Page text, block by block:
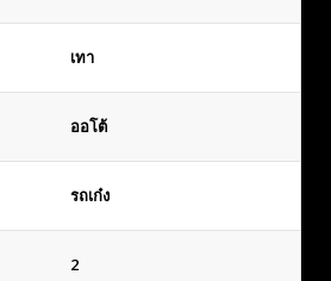
เทา
ออโต้
รถเก๋ง
2